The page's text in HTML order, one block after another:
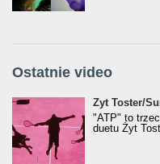
Ostatnie video
Żyt Toster/SurfAir -
Żyt Toster/
"ATP" to
duetu Żyt